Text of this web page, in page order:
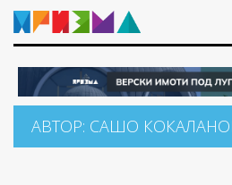
АВТОР: САШО